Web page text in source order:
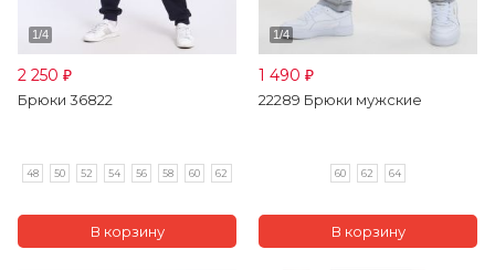
2 250 ₽
Брюки 36822
48 50 52 54 56 58 60 62
1 490 ₽
22289 Брюки мужские
60 62 64